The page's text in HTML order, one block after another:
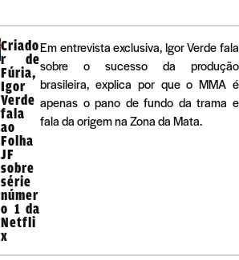
Criado
r de
Fúria,
Igor
Verde
fala
ao
Folha
JF
sobre
série
númer
o 1 da
Netfli
x
Em entrevista exclusiva, Igor Verde fala
sobre o sucesso da produção
brasileira, explica por que o MMA é
apenas o pano de fundo da trama e
fala da origem na Zona da Mata.